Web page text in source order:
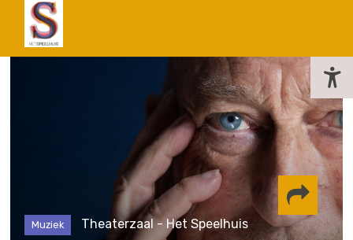
actueel
Muziek Theaterzaal - Het Speelhuis
Delen via